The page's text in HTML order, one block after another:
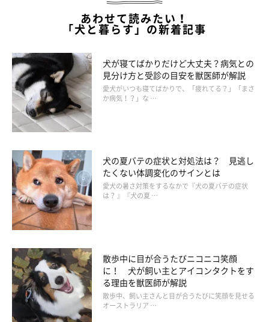
⑤寒冷凝集素症→耳先などの末端部に血液が
送られなくなる免疫疾患
寒冷凝集素症とは寒さで血液が固まり、体の末端部に血液が送ら
れなくなる免疫疾患。耳先や足先に見られ、カサカサしたり、黒
色に変色します。
進行すると皮膚が壊死して、脱落することも。
あわせて読みたい！
「犬と暮らす」の新着記事
犬が寝てばかりだけど大丈夫？病気との
見分け方と受診の目安を獣医師が解説
愛犬がいつも寝てばかりで、「疲れてる？」「まさ
か病気！？」な …
犬の夏バテの症状と対処法は？ 見逃し
たくない体調変化のサインとは
愛犬の暑さ対策をするなかで『犬の夏バテの症状
は？ 』『犬の夏 …
散歩中に目が合うたびニコニコ笑顔
に！ 犬が飼い主とアイコンタクトをす
る理由を獣医師が解説
散歩中、飼い主さんと目が合うたびに笑顔を見せる
オーストラリア …